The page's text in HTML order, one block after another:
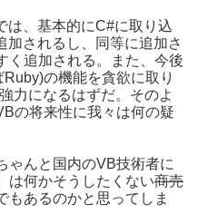
は、基本的にC#に取り込
加されるし、同等に追加さ
く追加される。また、今後
の機能を貪欲に取り
力になるはずだ。そのよ
の将来性に我々は何の疑
ゃんと国内のVB技術者に
は何かそうしたくない商売
もあるのかと思ってしま